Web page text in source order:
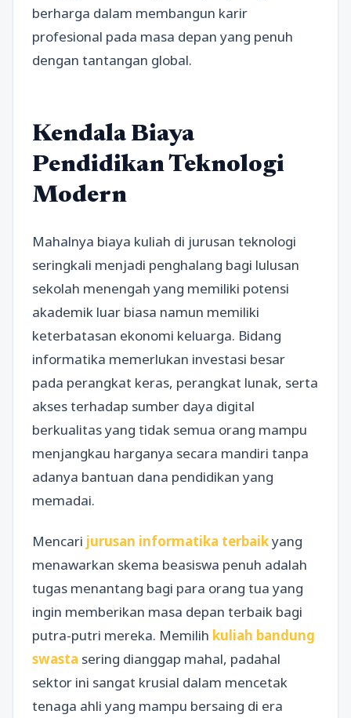
berharga dalam membangun karir
profesional pada masa depan yang penuh
dengan tantangan global.
Kendala Biaya
Pendidikan Teknologi
Modern
Mahalnya biaya kuliah di jurusan teknologi
seringkali menjadi penghalang bagi lulusan
sekolah menengah yang memiliki potensi
akademik luar biasa namun memiliki
keterbatasan ekonomi keluarga. Bidang
informatika memerlukan investasi besar
pada perangkat keras, perangkat lunak, serta
akses terhadap sumber daya digital
berkualitas yang tidak semua orang mampu
menjangkau harganya secara mandiri tanpa
adanya bantuan dana pendidikan yang
memadai.
Mencari jurusan informatika terbaikyang
menawarkan skema beasiswa penuh adalah
tugas menantang bagi para orang tua yang
ingin memberikan masa depan terbaik bagi
putra-putri mereka. Memilih kuliah bandung
swasta sering dianggap mahal, padahal
sektor ini sangat krusial dalam mencetak
tenaga ahli yang mampu bersaing di era